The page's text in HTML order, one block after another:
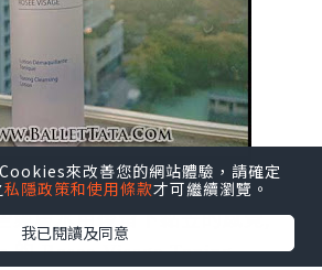
爽膚水用後留下黏笠的感覺,
的 Rosee Visage Toning
來改善您的網站體驗，請確定
私隱政策和使用條款才可繼續瀏覽。
我已閱讀及同意